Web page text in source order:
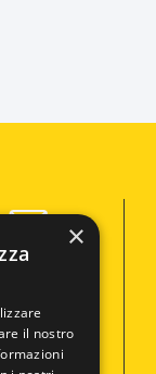
×
il nostro